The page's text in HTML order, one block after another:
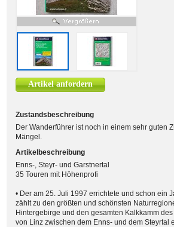
Artikel anfordern
Zustandsbeschreibung
Der Wanderführer ist noch in einem sehr guten
Mängel.
Artikelbeschreibung
Enns-, Steyr- und Garstnertal
35 Touren mit Höhenprofi
• Der am 25. Juli 1997 errichtete und schon ein
zählt zu den größten und schönsten
Hintergebirge und den gesamten Kalkkamm
von Linz zwischen dem Enns- und dem